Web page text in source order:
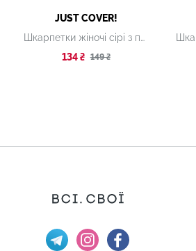
JUST COVER!
Шкарпетки жіночі сірі з принтом
134 ₴ 149 ₴